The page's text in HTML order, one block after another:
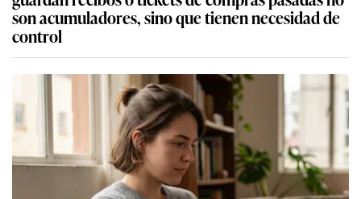
son acumuladores, sino que tienen necesidad de
control